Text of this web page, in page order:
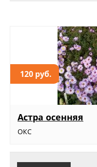
120 руб.
Астра осенняя
ОКС